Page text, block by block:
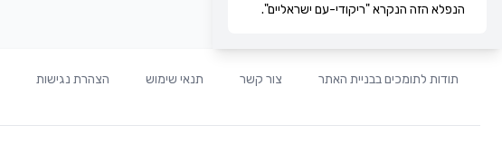
קאנטרי דקל, זוגות בלבד, תל אביב,
21:30 - 20:30
זוגות
הנפלא הזה הנקרא "ריקודי-עם ישראליים".
תודות לתומכים בבניית האתר צור קשר תנאי שימוש הצהרת נגישות